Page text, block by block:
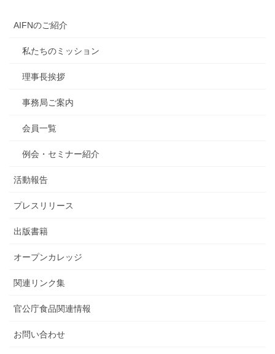
AIFNのご紹介
私たちのミッション
理事長挨拶
事務局ご案内
会員一覧
例会・セミナー紹介
活動報告
プレスリリース
出版書籍
オープンカレッジ
関連リンク集
官公庁食品関連情報
お問い合わせ